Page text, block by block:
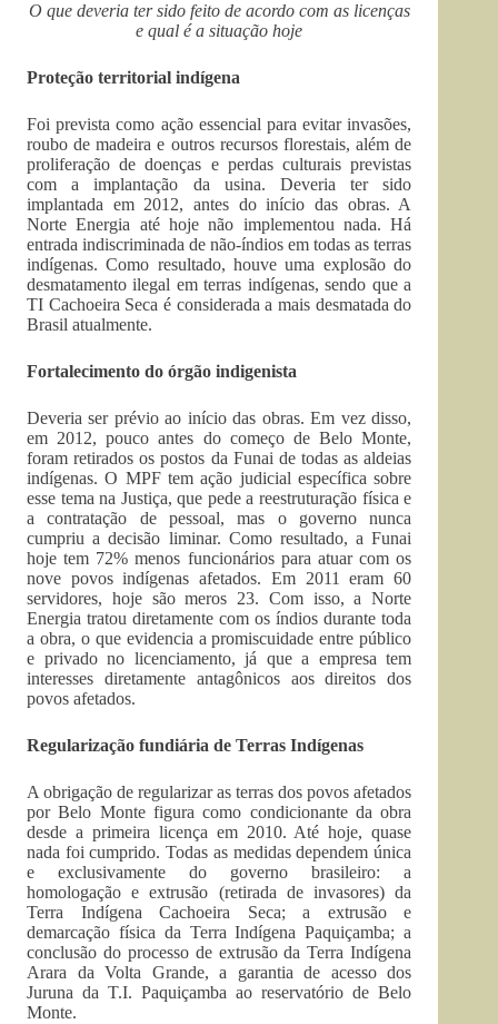
O que deveria ter sido feito de acordo com as licenças
e qual é a situação hoje
Proteção territorial indígena
Foi prevista como ação essencial para evitar invasões,
roubo de madeira e outros recursos florestais, além de
proliferação de doenças e perdas culturais previstas
com a implantação da usina. Deveria ter sido
implantada em 2012, antes do início das obras. A
Norte Energia até hoje não implementou nada. Há
entrada indiscriminada de não-índios em todas as terras
indígenas. Como resultado, houve uma explosão do
desmatamento ilegal em terras indígenas, sendo que a
TI Cachoeira Seca é considerada a mais desmatada do
Brasil atualmente.
Fortalecimento do órgão indigenista
Deveria ser prévio ao início das obras. Em vez disso,
em 2012, pouco antes do começo de Belo Monte,
foram retirados os postos da Funai de todas as aldeias
indígenas. O MPF tem ação judicial específica sobre
esse tema na Justiça, que pede a reestruturação física e
a contratação de pessoal, mas o governo nunca
cumpriu a decisão liminar. Como resultado, a Funai
hoje tem 72% menos funcionários para atuar com os
nove povos indígenas afetados. Em 2011 eram 60
servidores, hoje são meros 23. Com isso, a Norte
Energia tratou diretamente com os índios durante toda
a obra, o que evidencia a promiscuidade entre público
e privado no licenciamento, já que a empresa tem
interesses diretamente antagônicos aos direitos dos
povos afetados.
Regularização fundiária de Terras Indígenas
A obrigação de regularizar as terras dos povos afetados
por Belo Monte figura como condicionante da obra
desde a primeira licença em 2010. Até hoje, quase
nada foi cumprido. Todas as medidas dependem única
e exclusivamente do governo brasileiro: a
homologação e extrusão (retirada de invasores) da
Terra Indígena Cachoeira Seca; a extrusão e
demarcação física da Terra Indígena Paquiçamba; a
conclusão do processo de extrusão da Terra Indígena
Arara da Volta Grande, a garantia de acesso dos
Juruna da T.I. Paquiçamba ao reservatório de Belo
Monte.